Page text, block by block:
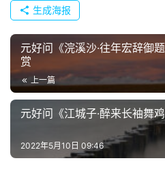
今
诗
词
常
用
贺
登录
生成海报
元好问《浣溪沙·往年宏辞御
赏
上一篇
元好问《江城子·醉来长袖舞
2022年5月10日 09:46